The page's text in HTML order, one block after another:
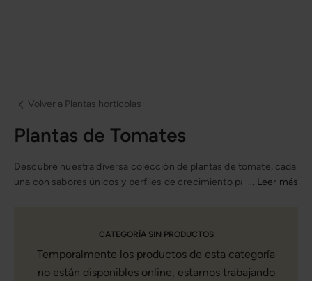
Volver a Plantas hortícolas
Plantas de Tomates
Descubre nuestra diversa colección de plantas de tomate, cada
una con sabores únicos y perfiles de crecimiento para
... Leer más
CATEGORÍA SIN PRODUCTOS
Temporalmente los productos de esta categoría
no están disponibles online, estamos trabajando